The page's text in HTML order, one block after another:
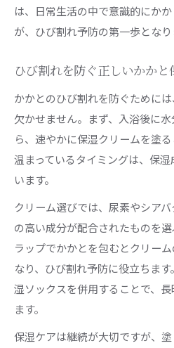
かかとを守る自宅ケア
再発を防ぐための安全なか
削りすぎない安全なか
かかとひび割れの再発
慣
かかとを守るための
保湿だけでなく予防
かかとの専門ケアが必
信頼できるかかと角
専門サロンで得られ
厚い角質やたこ魚の目
は、日常生活の中で意識的にか
が、ひび割れ予防の第一歩となり
ひび割れを防ぐ正しいかかと
かかとのひび割れを防ぐために
欠かせません。まず、入浴後に
ら、速やかに保湿クリームを塗
温まっているタイミングは、保
います。
クリーム選びでは、尿素やシア
の高い成分が配合されたものを選
ラップでかかとを包むとクリー
なり、ひび割れ予防に役立ちま
湿ソックスを併用することで、
ます。
保湿ケアは継続が大切ですが、